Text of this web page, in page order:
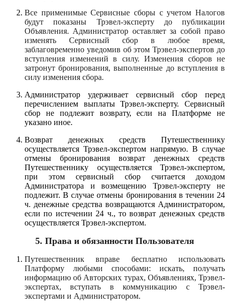
Все применимые Сервисные сборы с учетом Налогов
будут показаны Трэвел-эксперту до публикации
Объявления. Администратор оставляет за собой право
изменять Сервисный сбор в любое время,
заблаговременно уведомив об этом Трэвел-экспертов до
вступления изменений в силу. Изменения сборов не
затронут бронирования, выполненные до вступления в
силу изменения сбора.
Администратор удерживает сервисный сбор перед
перечислением выплаты Трэвел-эксперту. Сервисный
сбор не подлежит возврату, если на Платформе не
указано иное.
Возврат денежных средств Путешественнику
осуществляется Трэвел-экспертом напрямую. В случае
отмены бронирования возврат денежных средств
Путешественнику осуществляется Трэвел-экспертом,
при этом сервисный сбор считается доходом
Администратора и возмещению Трэвел-эксперту не
подлежит. В случае отмены бронирования в течении 24
ч. денежные средства возвращаются Администратором,
если по истечении 24 ч., то возврат денежных средств
осуществляется Трэвел-экспертом.
5. Права и обязанности Пользователя
Путешественник вправе бесплатно использовать
Платформу любыми способами: искать, получать
информацию об Авторских турах, Объявлениях, Трэвел-
экспертах, вступать в коммуникацию с Трэвел-
экспертами и Администратором.